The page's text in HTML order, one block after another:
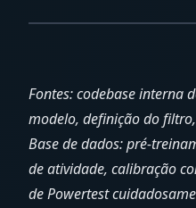
Fontes: codebase interna
modelo, definição do
Base de dados: pré-
de atividade, calibração
de Powertest